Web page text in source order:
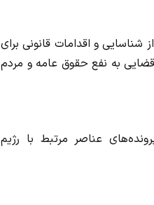
و اقدامات قانونی برای
قضایی به نفع حقوق عامه و مردم
عناصر مرتبط با رژیم